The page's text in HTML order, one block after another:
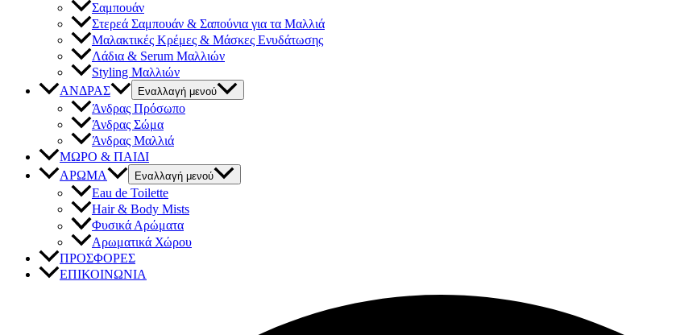
Σαμπουάν
Στερεά Σαμπουάν & Σαπούνια για τα Μαλλιά
Μαλακτικές Κρέμες & Μάσκες Ενυδάτωσης
Λάδια & Serum Μαλλιών
Styling Μαλλιών
ΑΝΔΡΑΣ
Εναλλαγή μενού
Άνδρας Πρόσωπο
Άνδρας Σώμα
Άνδρας Μαλλιά
ΜΩΡΟ & ΠΑΙΔΙ
ΑΡΩΜΑ
Εναλλαγή μενού
Eau de Toilette
Hair & Body Mists
Φυσικά Αρώματα
Αρωματικά Χώρου
ΠΡΟΣΦΟΡΕΣ
ΕΠΙΚΟΙΝΩΝΙΑ